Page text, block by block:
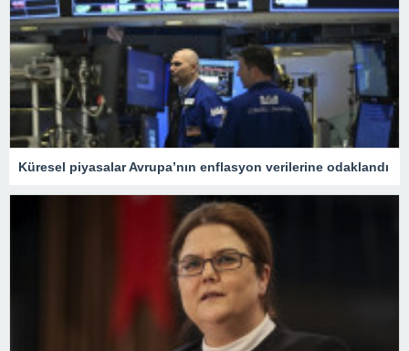
Küresel piyasalar Avrupa’nın enflasyon verilerine odaklandı